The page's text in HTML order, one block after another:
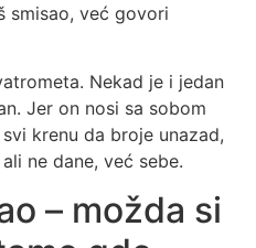
smisao, već govori
Nekad je i jedan
Jer on nosi sa sobom
krenu da broje unazad,
ne dane, već sebe.
– možda si